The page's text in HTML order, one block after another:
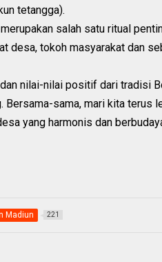
tetangga).
salah satu ritual
desa, tokoh masyarakat dan
nilai-nilai positif dari tradisi
Bersama-sama, mari kita terus
yang harmonis dan
Madiun 221